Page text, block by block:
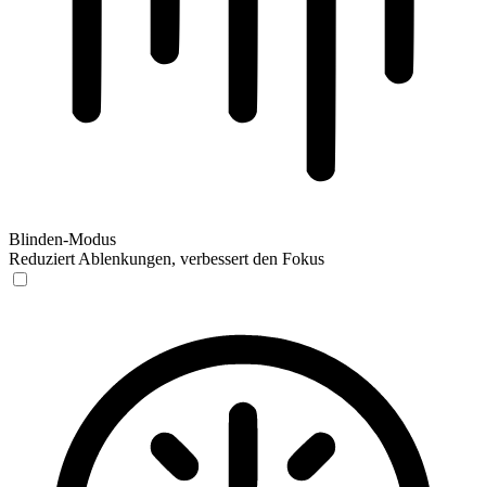
Blinden-Modus
Reduziert Ablenkungen, verbessert den Fokus